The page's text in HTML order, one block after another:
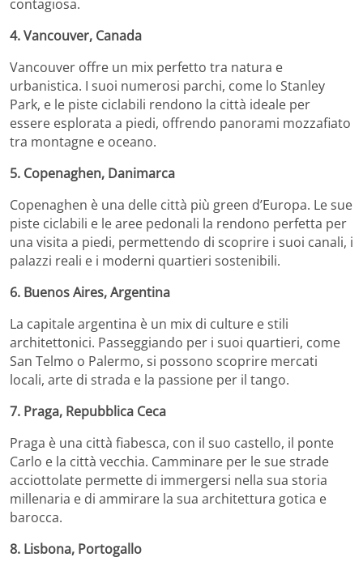
contagiosa.
4. Vancouver, Canada
Vancouver offre un mix perfetto tra natura e
urbanistica. I suoi numerosi parchi, come lo Stanley
Park, e le piste ciclabili rendono la città ideale per
essere esplorata a piedi, offrendo panorami mozzafiato
tra montagne e oceano.
5. Copenaghen, Danimarca
Copenaghen è una delle città più green d’Europa. Le sue
piste ciclabili e le aree pedonali la rendono perfetta per
una visita a piedi, permettendo di scoprire i suoi canali, i
palazzi reali e i moderni quartieri sostenibili.
6. Buenos Aires, Argentina
La capitale argentina è un mix di culture e stili
architettonici. Passeggiando per i suoi quartieri, come
San Telmo o Palermo, si possono scoprire mercati
locali, arte di strada e la passione per il tango.
7. Praga, Repubblica Ceca
Praga è una città fiabesca, con il suo castello, il ponte
Carlo e la città vecchia. Camminare per le sue strade
acciottolate permette di immergersi nella sua storia
millenaria e di ammirare la sua architettura gotica e
barocca.
8. Lisbona, Portogallo